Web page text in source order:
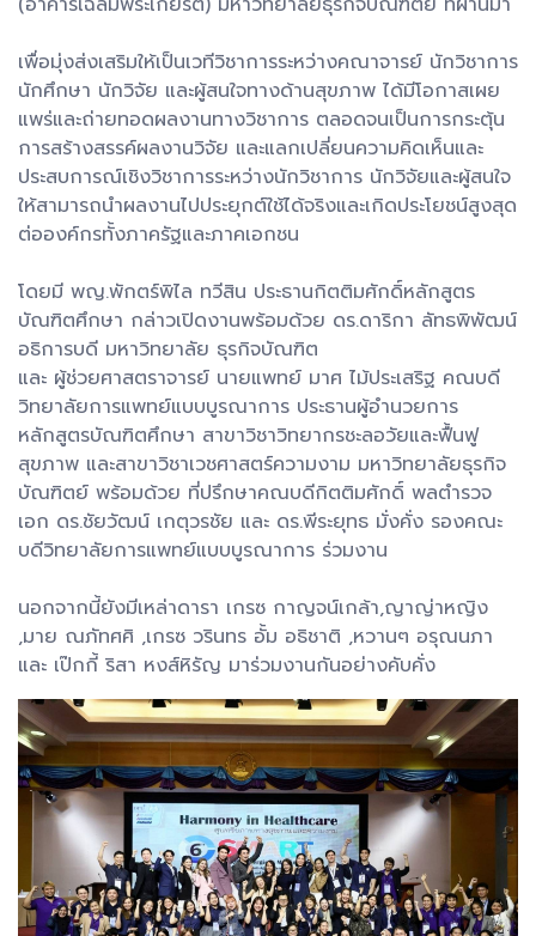
เพื่อมุ่งส่งเสริมให้เป็นเวทีวิชาการระหว่างคณาจารย์ นักวิชาการ
นักศึกษา นักวิจัย และผู้สนใจทางด้านสุขภาพ ได้มีโอกาสเผย
แพร่และถ่ายทอดผลงานทางวิชาการ ตลอดจนเป็นการกระตุ้น
การสร้างสรรค์ผลงานวิจัย และแลกเปลี่ยนความคิดเห็นและ
ประสบการณ์เชิงวิชาการระหว่างนักวิชาการ นักวิจัยและผู้สนใจ
ให้สามารถนำผลงานไปประยุกต์ใช้ได้จริงและเกิดประโยชน์สูงสุด
ต่อองค์กรทั้งภาครัฐและภาคเอกชน
โดยมี พญ.พักตร์พิไล ทวีสิน ประธานกิตติมศักดิ์หลักสูตร
บัณฑิตศึกษา กล่าวเปิดงานพร้อมด้วย ดร.ดาริกา ลัทธพิพัฒน์
อธิการบดี มหาวิทยาลัย ธุรกิจบัณฑิต
และ ผู้ช่วยศาสตราจารย์ นายแพทย์ มาศ ไม้ประเสริฐ คณบดี
วิทยาลัยการแพทย์แบบบูรณาการ ประธานผู้อำนวยการ
หลักสูตรบัณฑิตศึกษา สาขาวิชาวิทยากรชะลอวัยและฟื้นฟู
สุขภาพ และสาขาวิชาเวชศาสตร์ความงาม มหาวิทยาลัยธุรกิจ
บัณฑิตย์ พร้อมด้วย ที่ปรึกษาคณบดีกิตติมศักดิ์ พลตำรวจ
เอก ดร.ชัยวัฒน์ เกตุวรชัย และ ดร.พีระยุทธ มั่งคั่ง รองคณะ
บดีวิทยาลัยการแพทย์แบบบูรณาการ ร่วมงาน
นอกจากนี้ยังมีเหล่าดารา เกรซ กาญจน์เกล้า,ญาญ่าหญิง
,มาย ณภัทศศิ ,เกรซ วรินทร อั้ม อธิชาติ ,หวานๆ อรุณนภา
และ เป๊กกี้ ริสา หงส์หิรัญ มาร่วมงานกันอย่างคับคั่ง